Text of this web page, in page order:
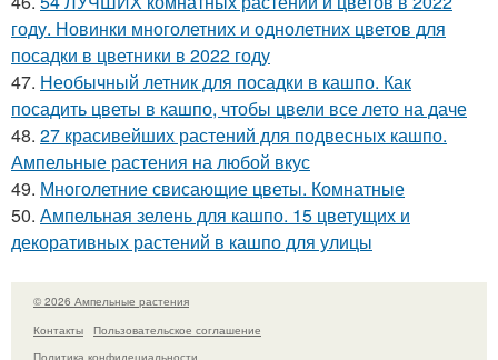
году. Новинки многолетних и однолетних цветов для
посадки в цветники в 2022 году
47. Необычный летник для посадки в кашпо. Как
посадить цветы в кашпо, чтобы цвели все лето на даче
48. 27 красивейших растений для подвесных кашпо.
Ампельные растения на любой вкус
49. Многолетние свисающие цветы. Комнатные
50. Ампельная зелень для кашпо. 15 цветущих и
декоративных растений в кашпо для улицы
© 2026 Ампельные растения
Контакты
Пользовательское соглашение
Политика конфидециальности